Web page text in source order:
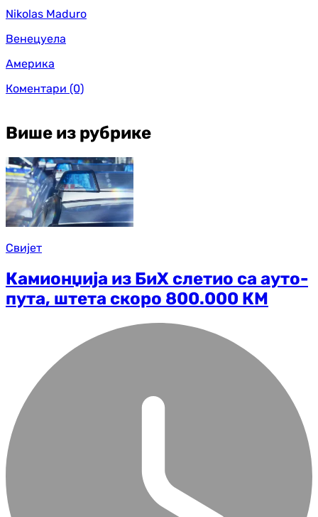
Nikolas Maduro
Венецуела
Америка
Коментари (0)
Више из рубрике
Свијет
Камионџија из БиХ слетио са ауто-
пута, штета скоро 800.000 КМ